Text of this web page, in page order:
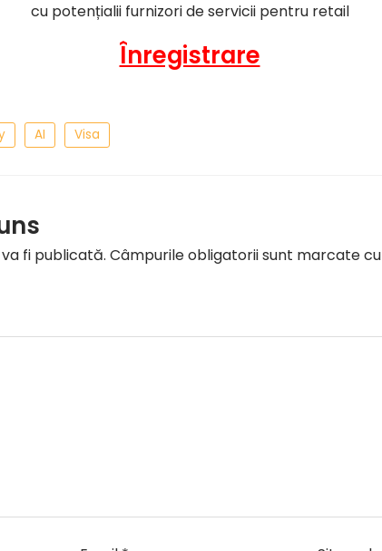
cu potențialii furnizori de servicii pentru retail
Înregistrare
AI Visa
fi publicată. Câmpurile obligatorii sunt marcate cu